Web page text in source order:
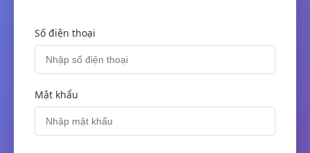
Số điện thoại
Mật khẩu